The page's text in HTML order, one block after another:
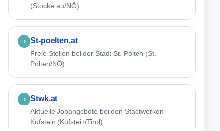
(Stockerau/NÖ)
St-poelten.at
Freie Stellen bei der Stadt St. Pölten (St.
Pölten/NÖ)
Stwk.at
Aktuelle Jobangebote bei den Stadtwerken
Kufstein (Kufstein/Tirol)